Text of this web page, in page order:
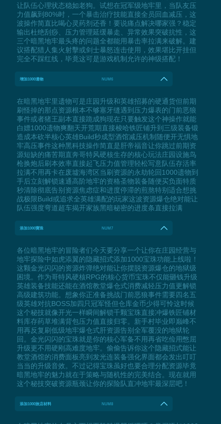
让队伍心理状态稳如老狗。试想在冠军级地牢里，当队友压
力值飙到80%时，一个暴击治疗技能直接全员回血减压，这
波操作简直比喝心灵药剂还香！要说痛点解决哪家强？稳定
输出杜绝刮痧、压力管理延缓暴走、异常效果突破抗性，这
三个暗黑地牢最头疼的问题全都能用暴击率拉满来破解。建
议搭配猎人集火射擊或剑士暴怒连击使用，效果堪比开挂但
完全不踩红线，毕竟这可是游戏机制允许的神级搭配！
增加1000遺物 NUM6
在暗黑地牢里遗物可是庄园升级和英雄招募的硬通货但前期
刷怪掉的那点资源根本不够塞牙缝遇到压力爆表的门前恶狼
事件或者猪王副本直接跪成狗现在只要触发这个神操作就能
白嫖1000遗物爽翻天开荒期直接梭哈铁匠铺升到三级装备锻
造成本砍半核心英雄Build秒成型酒馆减压机制随便开无惧地
牢高压事件这种黑科技操作简直是肝帝福音让你跳过前期资
源短缺的痛苦期直奔哥特风硬核生存的核心玩法庄园设施鸟
枪换炮后刷本效率直接起飞压力值管理轻松写意队伍存活率
拉满不用再卡在废墟海湾区当刷资源的永劫轮回1000遗物到
手后立刻解锁速通高阶地牢的资格圣物装备随便买负面特质
秒清除彻底告别资源焦虑症和进度停滞的煎熬特别适合想挑
战极限Build或追求全英雄满配的玩家这波资源爆仓绝对能让
队伍强度弯道超车揭开家族黑暗秘密的进度条直接拉满
添加1000寶珠 NUM7
各位暗黑地牢的冒险者们今天要分享一个让你在庄园经营与
地牢探险中如虎添翼的隐藏招式添加1000宝珠功能上线啦！
这颗金光闪闪的资源炸弹绝对能让你摆脱资源爆仓的地狱级
困境。作为哥特风硬核RPG的核心货币宝珠不仅能砸钱升级
英雄装备技能还能在酒馆教堂爆仓式消费减轻压力值更解锁
高级建筑功能。想象你正准备挑战门前恶狼事件需要四名五
级英雄对抗BOSS加四只冠军怪但仓库金币少得可怜这时候
这个秘技就像开光一样瞬间解锁千颗宝珠直接冲爆铁匠铺材
料库存药草堆满背包压力值直接归零。新手村毕业即巅峰不
用再反复刷低级地牢爆仓式肝资源告别全军覆没的地狱轮
回。金光闪闪的宝珠就是你的核心军备不用再省吃俭用憋屈
升级更不用硬刚高难度地牢。偷偷告诉你这个隐藏招式能让
教堂酒馆的消费面板亮到发光连装备强化界面都会发出叮叮
当当的升级音效。不过记得宝珠虽好也要合理分配资源毕竟
暗黑地牢的魅力就在于策略与随机性的完美结合。现在就用
这个秘技突破资源瓶颈让你的探险队直冲地牢最深层吧！
添加1000旅店材料 NUM8